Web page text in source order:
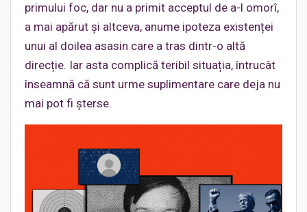
primului foc, dar nu a primit acceptul de a-l omorî,
a mai apărut și altceva, anume ipoteza existenței
unui al doilea asasin care a tras dintr-o altă
direcție. Iar asta complică teribil situația, întrucât
înseamnă că sunt urme suplimentare care deja nu
mai pot fi șterse.